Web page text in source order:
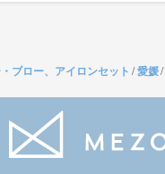
ブロー、アイロンセット /愛媛/